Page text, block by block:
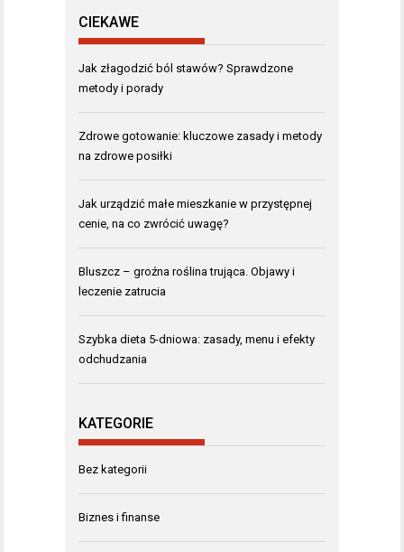
CIEKAWE
Jak złagodzić ból stawów? Sprawdzone
metody i porady
Zdrowe gotowanie: kluczowe zasady i metody
na zdrowe posiłki
Jak urządzić małe mieszkanie w przystępnej
cenie, na co zwrócić uwagę?
Bluszcz – groźna roślina trująca. Objawy i
leczenie zatrucia
Szybka dieta 5-dniowa: zasady, menu i efekty
odchudzania
KATEGORIE
Bez kategorii
Biznes i finanse